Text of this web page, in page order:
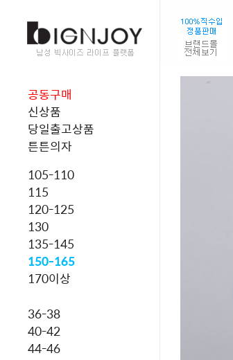
공동구매
신상품
당일출고상품
튼튼의자
105-110
115
120-125
130
135-145
150-165
170이상
36-38
40-42
44-46